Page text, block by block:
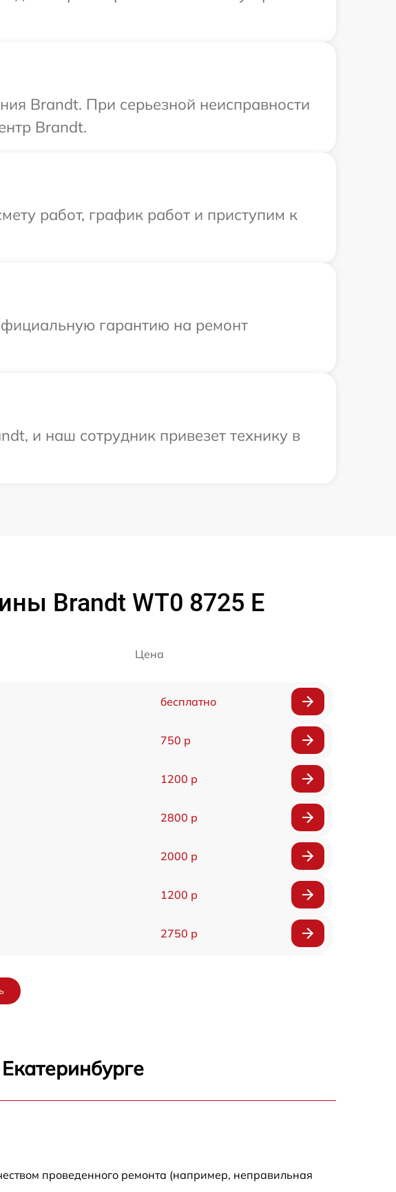
Brandt. При серьезной неисправности
Brandt.
работ, график работ и приступим к
гарантию на ремонт
и наш сотрудник привезет технику в
Brandt WT0 8725 E
Цена
бесплатно
750 р
1200 р
2800 р
2000 р
1200 р
2750 р
проведенного ремонта (например, неправильная